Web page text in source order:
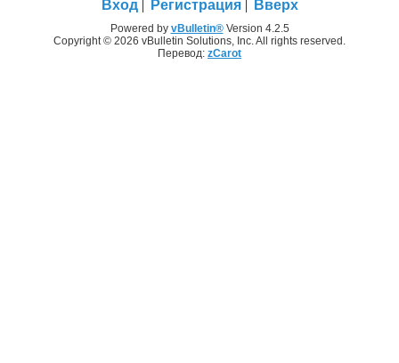
Вход Регистрация Вверх
Powered by vBulletin®Version 4.2.5
Copyright © 2026 vBulletin Solutions, Inc. All rights reserved.
Перевод: zCarot